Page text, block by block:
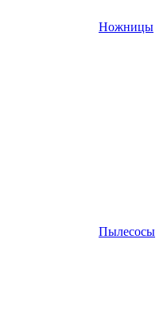
Ножницы
Пылесосы